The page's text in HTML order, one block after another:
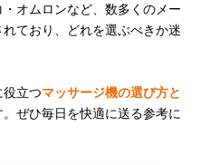
オムロンなど、数多くのメー
ており、どれを選ぶべきか迷
役立つマッサージ機の選び方と
ぜひ毎日を快適に送る参考に